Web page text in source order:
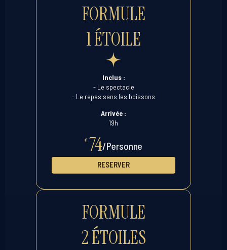
FORMULE
1 ÉTOILE
€ 74/Personne
Inclus :
- Le spectacle
- Le repas sans les boissons
Arrivée :
19h
RESERVER
FORMULE
2 ÉTOILES